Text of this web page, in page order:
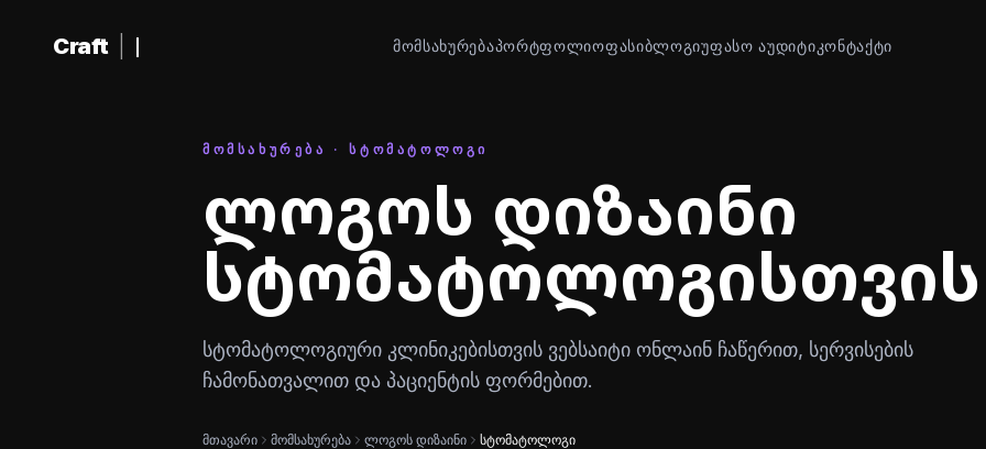
შინაარსზე გადასვლა
Craft ᲛᲝᲛᲡᲐᲮᲣᲠᲔᲑᲐᲞᲝᲠᲢᲤᲝᲚᲘᲝᲤᲐᲡᲘᲑᲚᲝᲒᲘᲣᲤᲐᲡᲝ ᲐᲣᲓᲘᲢᲘᲙᲝᲜᲢᲐᲥᲢᲘ
ᲛᲝᲛᲡᲐᲮᲣᲠᲔᲑᲐ · ᲡᲢᲝᲛᲐᲢᲝᲚᲝᲒᲘ
ლოგოს დიზაინი
სტომატოლოგისთვის
სტომატოლოგიური კლინიკებისთვის ვებსაიტი ონლაინ ჩაწერით, სერვისების
ჩამონათვალით და პაციენტის ფორმებით.
მთავარი მომსახურება ლოგოს დიზაინი სტომატოლოგი